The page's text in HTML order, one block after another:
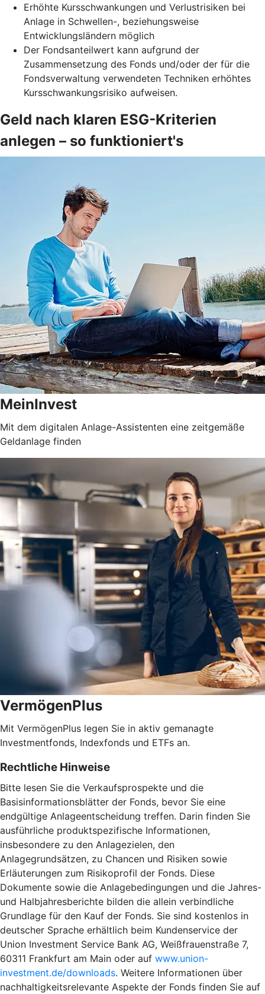
Erhöhte Kursschwankungen und Verlustrisiken bei
Anlage in Schwellen-, beziehungsweise
Entwicklungsländern möglich
Der Fondsanteilwert kann aufgrund der
Zusammensetzung des Fonds und/oder der für die
Fondsverwaltung verwendeten Techniken erhöhtes
Kursschwankungsrisiko aufweisen.
Geld nach klaren ESG-Kriterien
anlegen – so funktioniert's
MeinInvest
Mit dem digitalen Anlage-Assistenten eine zeitgemäße
Geldanlage finden
VermögenPlus
Mit VermögenPlus legen Sie in aktiv gemanagte
Investmentfonds, Indexfonds und ETFs an.
Rechtliche Hinweise
Bitte lesen Sie die Verkaufsprospekte und die
Basisinformationsblätter der Fonds, bevor Sie eine
endgültige Anlageentscheidung treffen. Darin finden Sie
ausführliche produktspezifische Informationen,
insbesondere zu den Anlagezielen, den
Anlagegrundsätzen, zu Chancen und Risiken sowie
Erläuterungen zum Risikoprofil der Fonds. Diese
Dokumente sowie die Anlagebedingungen und die Jahres-
und Halbjahresberichte bilden die allein verbindliche
Grundlage für den Kauf der Fonds. Sie sind kostenlos in
deutscher Sprache erhältlich beim Kundenservice der
Union Investment Service Bank AG, Weißfrauenstraße 7,
60311 Frankfurt am Main oder auf www.union-
investment.de/downloads. Weitere Informationen über
nachhaltigkeitsrelevante Aspekte der Fonds finden Sie auf